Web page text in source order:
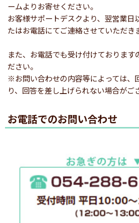
ームよりお寄せください。
お客様サポートデスクより、翌営業日
たはお電話にてご連絡させていただき
また、お電話でも受け付けております
ださい。
※お問い合わせの内容等によっては、
り、回答を差し上げられない場合がご
お電話でのお問い合わせ